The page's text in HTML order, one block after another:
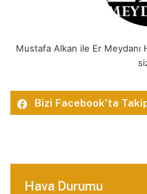
Mustafa Alkan ile Er Meydanı
Bizi Facebook’ta
Hava Durumu